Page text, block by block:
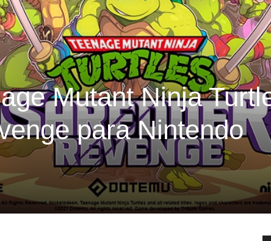
Mutant Ninja
para Nintendo